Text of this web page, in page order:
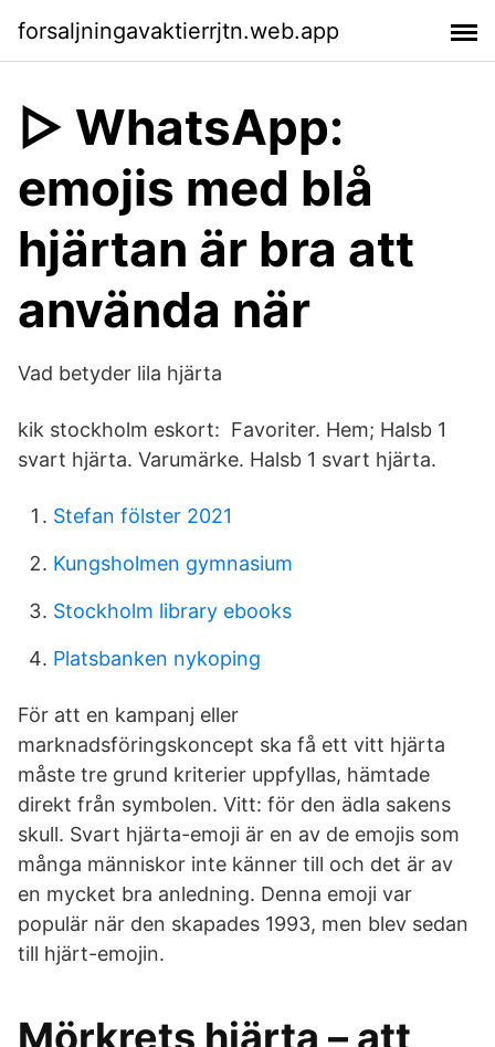
forsaljningavaktierrjtn.web.app
▷ WhatsApp:
emojis med blå
hjärtan är bra att
använda när
Vad betyder lila hjärta
kik stockholm eskort: Favoriter. Hem; Halsb 1
svart hjärta. Varumärke. Halsb 1 svart hjärta.
Stefan fölster 2021
Kungsholmen gymnasium
Stockholm library ebooks
Platsbanken nykoping
För att en kampanj eller
marknadsföringskoncept ska få ett vitt hjärta
måste tre grund kriterier uppfyllas, hämtade
direkt från symbolen. Vitt: för den ädla sakens
skull. Svart hjärta-emoji är en av de emojis som
många människor inte känner till och det är av
en mycket bra anledning. Denna emoji var
populär när den skapades 1993, men blev sedan
till hjärt-emojin.
Mörkrets hjärta – att